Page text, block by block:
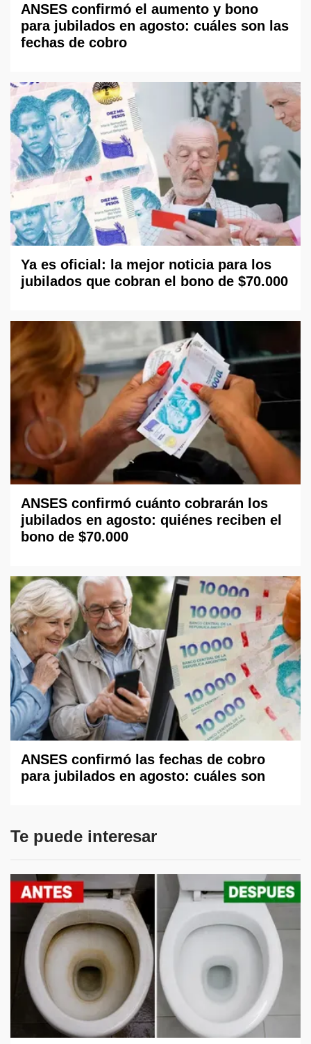
ANSES confirmó el aumento y bono
para jubilados en agosto: cuáles son las
fechas de cobro
Ya es oficial: la mejor noticia para los
jubilados que cobran el bono de $70.000
ANSES confirmó cuánto cobrarán los
jubilados en agosto: quiénes reciben el
bono de $70.000
ANSES confirmó las fechas de cobro
para jubilados en agosto: cuáles son
Te puede interesar